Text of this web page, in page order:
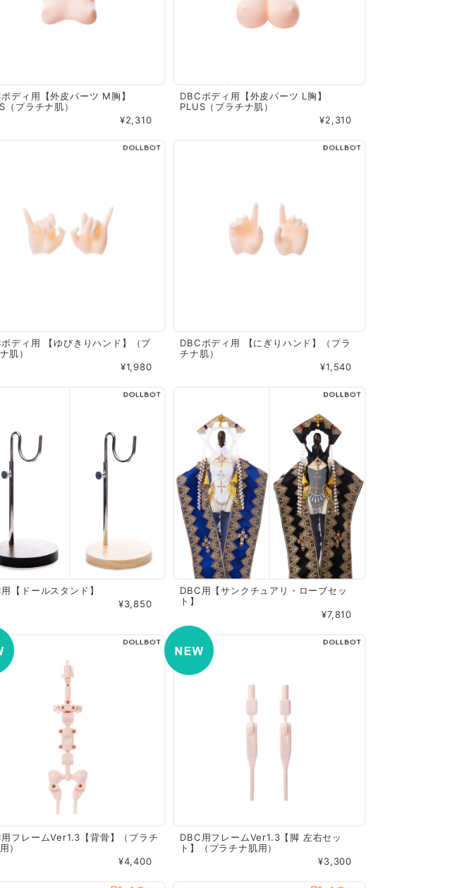
ディ用【外皮パーツ M胸】
（プラチナ肌）
¥2,310
DBCボディ用【外皮パーツ L胸】
PLUS（プラチナ肌）
¥2,310
ディ用 【ゆびきりハンド】（プ
肌）
¥1,980
DBCボディ用 【にぎりハンド】（プラ
チナ肌）
¥1,540
【ドールスタンド】
¥3,850
DBC用【サンクチュアリ・ローブセッ
ト】
¥7,810
フレームVer1.3【背骨】（プラチ
）
¥4,400
DBC用フレームVer1.3【脚 左右セッ
ト】（プラチナ肌用）
¥3,300